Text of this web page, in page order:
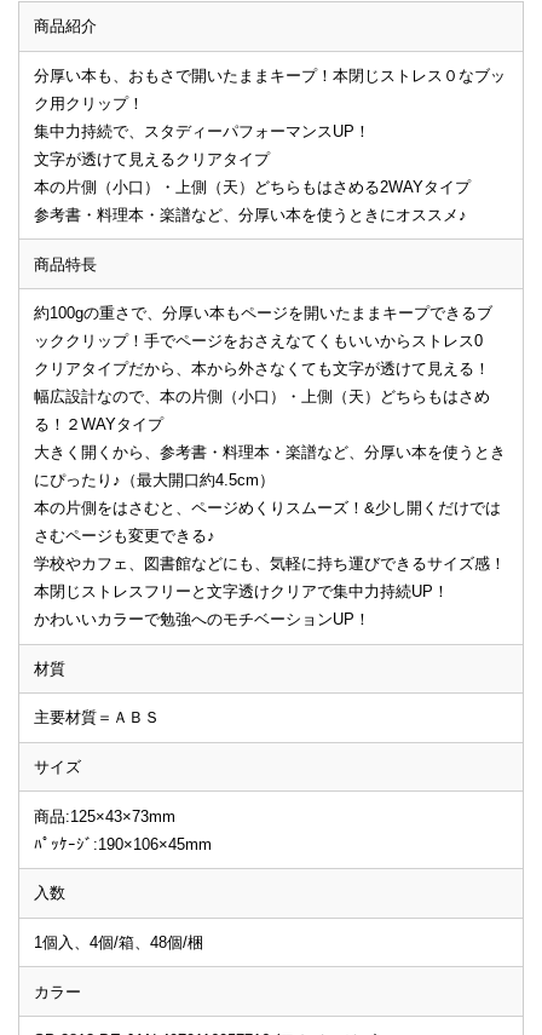
商品紹介
分厚い本も、おもさで開いたままキープ！本閉じストレス０なブッ
ク用クリップ！
集中力持続で、スタディーパフォーマンスUP！
文字が透けて見えるクリアタイプ
本の片側（小口）・上側（天）どちらもはさめる2WAYタイプ
参考書・料理本・楽譜など、分厚い本を使うときにオススメ♪
商品特長
約100gの重さで、分厚い本もページを開いたままキープできるブ
ッククリップ！手でページをおさえなてくもいいからストレス0
クリアタイプだから、本から外さなくても文字が透けて見える！
幅広設計なので、本の片側（小口）・上側（天）どちらもはさめ
る！２WAYタイプ
大きく開くから、参考書・料理本・楽譜など、分厚い本を使うとき
にぴったり♪（最大開口約4.5cm）
本の片側をはさむと、ページめくりスムーズ！&少し開くだけでは
さむページも変更できる♪
学校やカフェ、図書館などにも、気軽に持ち運びできるサイズ感！
本閉じストレスフリーと文字透けクリアで集中力持続UP！
かわいいカラーで勉強へのモチベーションUP！
材質
主要材質＝ＡＢＳ
サイズ
商品:125×43×73mm
ﾊﾟｯｹｰｼﾞ:190×106×45mm
入数
1個入、4個/箱、48個/梱
カラー